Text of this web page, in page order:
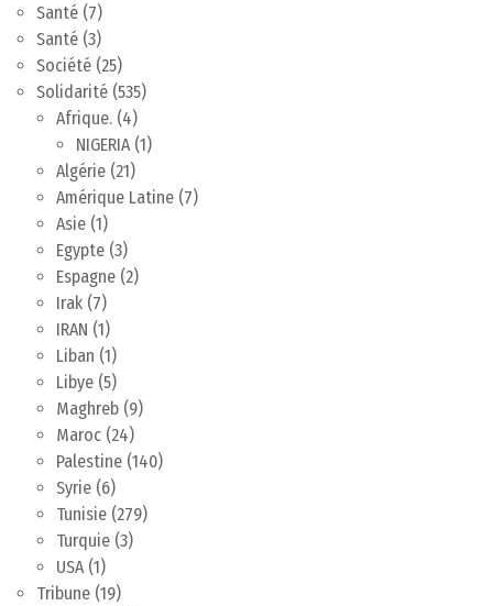
Santé (7)
Santé (3)
Société (25)
Solidarité (535)
Afrique. (4)
NIGERIA(1)
Algérie (21)
Amérique Latine (7)
Asie (1)
Egypte (3)
Espagne (2)
Irak (7)
IRAN (1)
Liban (1)
Libye (5)
Maghreb (9)
Maroc (24)
Palestine (140)
Syrie (6)
Tunisie (279)
Turquie (3)
USA(1)
Tribune (19)